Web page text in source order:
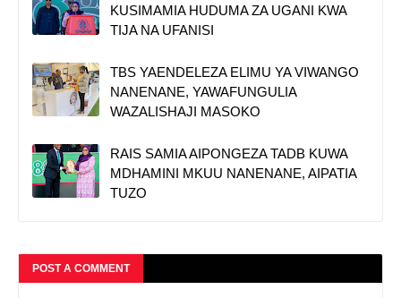
KUSIMAMIA HUDUMA ZA UGANI KWA
TIJA NA UFANISI
TBS YAENDELEZA ELIMU YA VIWANGO
NANENANE, YAWAFUNGULIA
WAZALISHAJI MASOKO
RAIS SAMIA AIPONGEZA TADB KUWA
MDHAMINI MKUU NANENANE, AIPATIA
TUZO
POST A COMMENT